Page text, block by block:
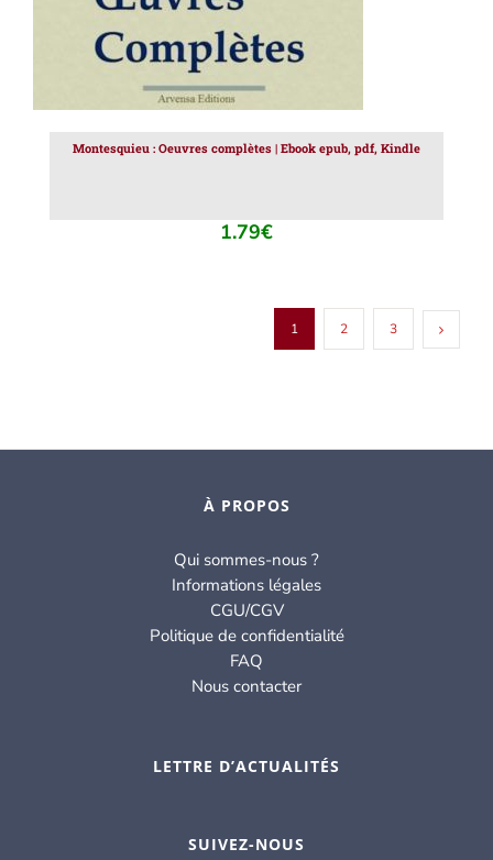
Montesquieu : Oeuvres complètes | Ebook epub, pdf, Kindle
1.79€
1 2 3
À PROPOS
Qui sommes-nous ?
Informations légales
CGU/CGV
Politique de confidentialité
FAQ
Nous contacter
LETTRE D’ACTUALITÉS
SUIVEZ-NOUS